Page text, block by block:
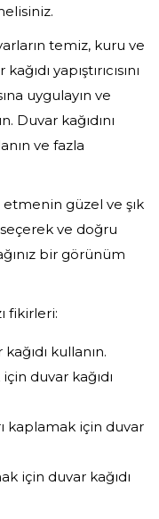
temiz, kuru ve
yapıştırıcısını
uygulayın ve
Duvar kağıdını
ve fazla
etmenin güzel ve şık
ve doğru
bir görünüm
fikirleri:
kullanın.
duvar kağıdı
kaplamak için duvar
için duvar kağıdı